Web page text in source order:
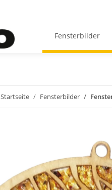
Fensterbilder
Startseite Fensterbilder